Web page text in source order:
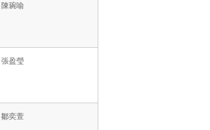
陳琬喻
張盈瑩
鄒奕萱